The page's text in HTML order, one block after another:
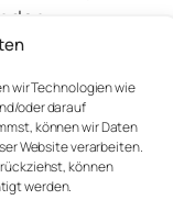
wir Technologien wie
oder darauf
können wir Daten
Website verarbeiten.
können
werden.